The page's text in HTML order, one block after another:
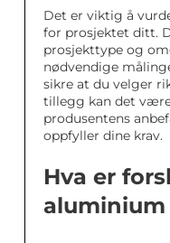
Det er viktig å
for prosjektet ditt.
prosjekttype og
nødvendige
sikre at du velger
tillegg kan det
produsentens
oppfyller dine krav.
Hva er
aluminium